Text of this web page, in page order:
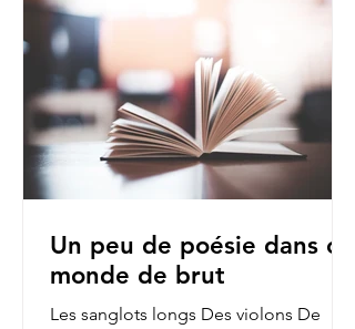
Un peu de poésie dans ce
monde de brut
Les sanglots longs Des violons De